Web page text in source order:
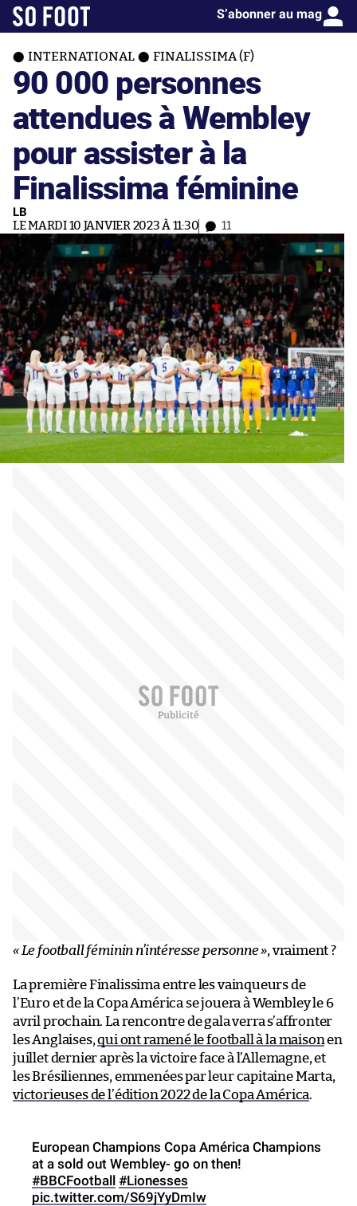
S’abonner au mag
INTERNATIONAL FINALISSIMA (F)
90 000 personnes
attendues à Wembley
pour assister à la
Finalissima féminine
LB
LE MARDI 10 JANVIER 2023 À 11:30 11
« Le football féminin n’intéresse personne », vraiment ?
La première Finalissima entre les vainqueurs de
l’Euro et de la Copa América se jouera à Wembley le 6
avril prochain. La rencontre de gala verra s’affronter
les Anglaises,qui ont ramené le football à la maisonen
juillet dernier après la victoire face à l’Allemagne, et
les Brésiliennes, emmenées par leur capitaine Marta,
victorieuses de l’édition 2022 de la Copa América.
European Champions Copa América Champions
at a sold out Wembley- go on then!
#BBCFootball #Lionesses
pic.twitter.com/S69jYyDmIw